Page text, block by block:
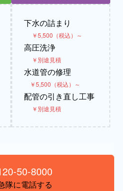
下水の詰まり
￥5,500（税込）～
高圧洗浄
￥別途見積
水道管の修理
￥5,500（税込）～
配管の引き直し工事
￥別途見積
50-8000
隊に電話する